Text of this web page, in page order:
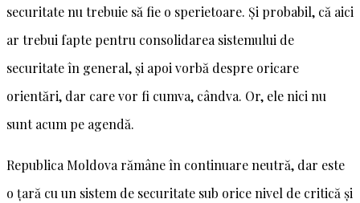
securitate nu trebuie să fie o sperietoare. Și probabil, că aici
ar trebui fapte pentru consolidarea sistemului de
securitate în general, și apoi vorbă despre oricare
orientări, dar care vor fi cumva, cândva. Or, ele nici nu
sunt acum pe agendă.
Republica Moldova rămâne în continuare neutră, dar este
o țară cu un sistem de securitate sub orice nivel de critică și